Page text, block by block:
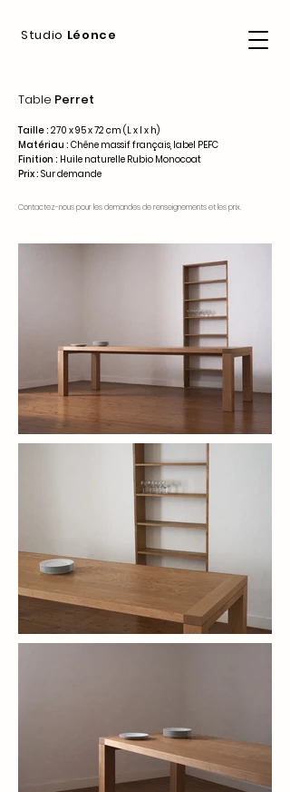
Studio Léonce
Table Perret
Taille : 270 x 95x 72 cm (L x l x h)
Matériau : Chêne massif français, label PEFC
Finition : Huile naturelle Rubio Monocoat
Prix : Sur demande
Contactez-nous pour les demandes de renseignements et les prix.